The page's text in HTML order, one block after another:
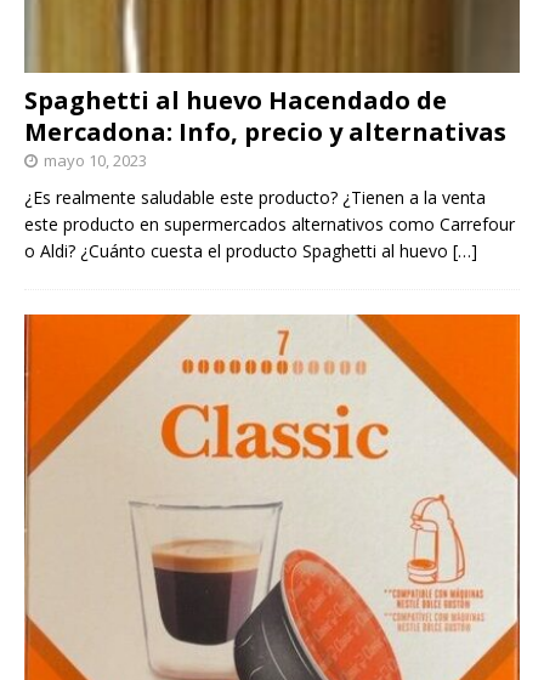
Spaghetti al huevo Hacendado de
Mercadona: Info, precio y alternativas
mayo 10, 2023
¿Es realmente saludable este producto? ¿Tienen a la venta
este producto en supermercados alternativos como Carrefour
o Aldi? ¿Cuánto cuesta el producto Spaghetti al huevo […]